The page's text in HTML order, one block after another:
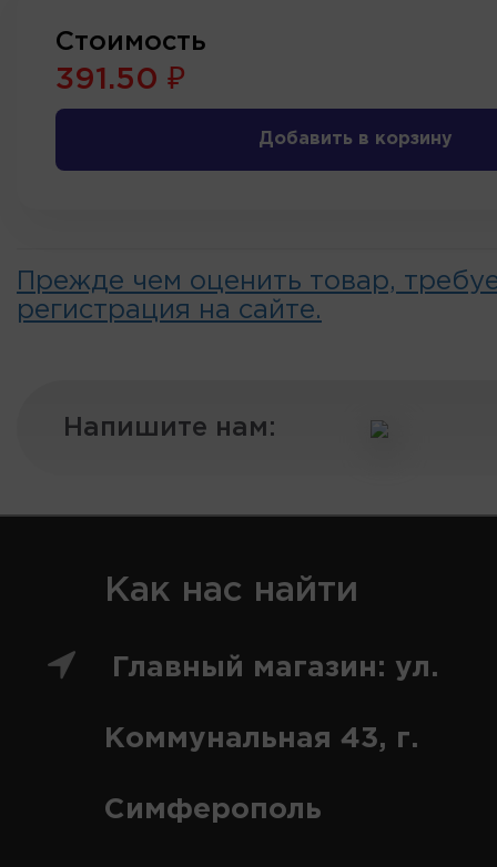
Стоимость
391.50 ₽
Добавить в корзину
Прежде чем оценить товар,
регистрация на сайте.
Напишите нам:
Как нас найти
Главный магазин: ул.
Коммунальная 43, г.
Симферополь